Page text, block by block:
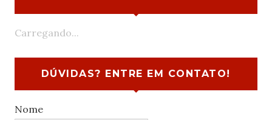
Carregando...
DÚVIDAS? ENTRE EM CONTATO!
Nome